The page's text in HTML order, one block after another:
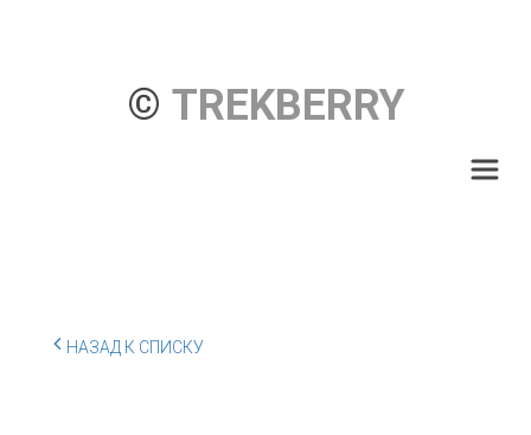
© TREKBERRY
НАЗАД К СПИСКУ